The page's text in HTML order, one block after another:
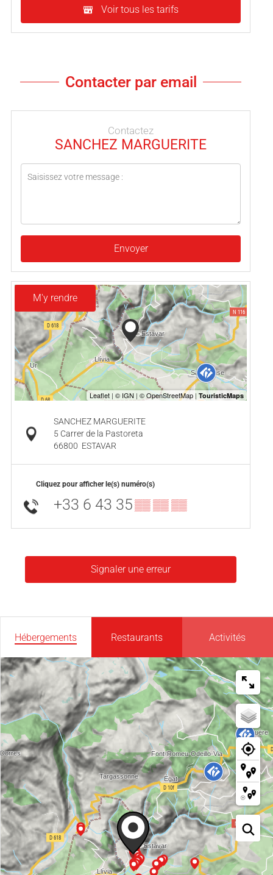
Voir tous les tarifs
Contacter par email
Contactez
SANCHEZ MARGUERITE
Envoyer
M'y rendre
SANCHEZ MARGUERITE
5 Carrer de la Pastoreta
66800 ESTAVAR
Cliquez pour afficher le(s) numéro(s)
+33 6 43 35▒▒ ▒▒ ▒▒
Signaler une erreur
Hébergements Restaurants Activités